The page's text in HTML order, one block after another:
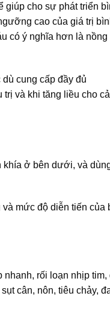
giúp cho sự phát triển
cao của giá trị
có ý nghĩa hơn là nồng
cung cấp đầy đủ
trị và khi tăng liều cho
khía ở bên dưới, và
và mức độ diễn tiến của
rối loạn nhịp tim,
cân, nôn, tiêu chảy,